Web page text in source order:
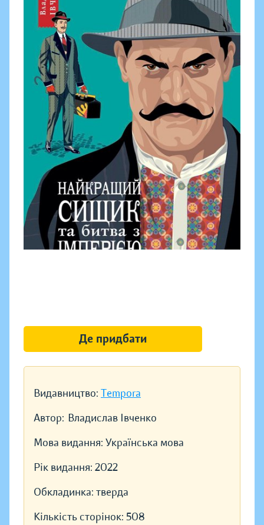
Видавництво: Tempora
Автор: Владислав Івченко
Мова видання: Українська мова
Рік видання: 2022
Обкладинка: тверда
Кількість сторінок: 508
Де придбати